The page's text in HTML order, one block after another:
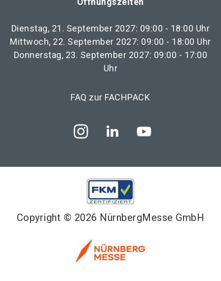
Dienstag, 21. September 2027: 09:00 - 18:00 Uhr
Mittwoch, 22. September 2027: 09:00 - 18:00 Uhr
Donnerstag, 23. September 2027: 09:00 - 17:00
Uhr
FAQ zur FACHPACK
Copyright © 2026 NürnbergMesse GmbH